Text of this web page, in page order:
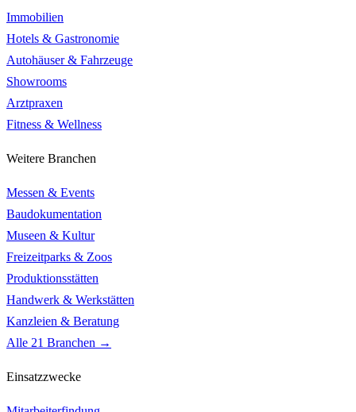
Immobilien
Hotels & Gastronomie
Autohäuser & Fahrzeuge
Showrooms
Arztpraxen
Fitness & Wellness
Weitere Branchen
Messen & Events
Baudokumentation
Museen & Kultur
Freizeitparks & Zoos
Produktionsstätten
Handwerk & Werkstätten
Kanzleien & Beratung
Alle 21 Branchen →
Einsatzzwecke